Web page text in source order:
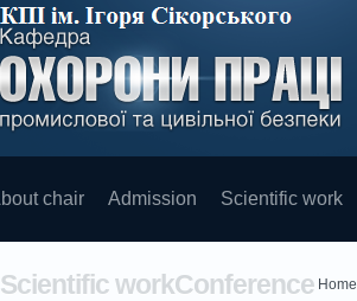
chair Admission Scientific work
Home
Scientific workConference